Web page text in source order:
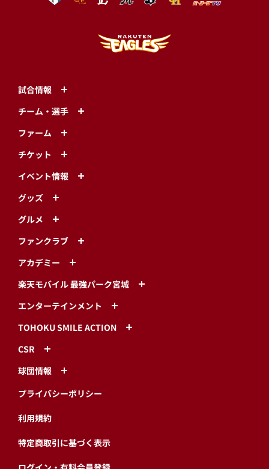
試合情報
チーム・選手
ファーム
チケット
イベント情報
グッズ
グルメ
ファンクラブ
アカデミー
楽天モバイル 最強パーク宮城
エンターテインメント
TOHOKU SMILE ACTION
CSR
球団情報
プライバシーポリシー
利用規約
特定商取引に基づく表示